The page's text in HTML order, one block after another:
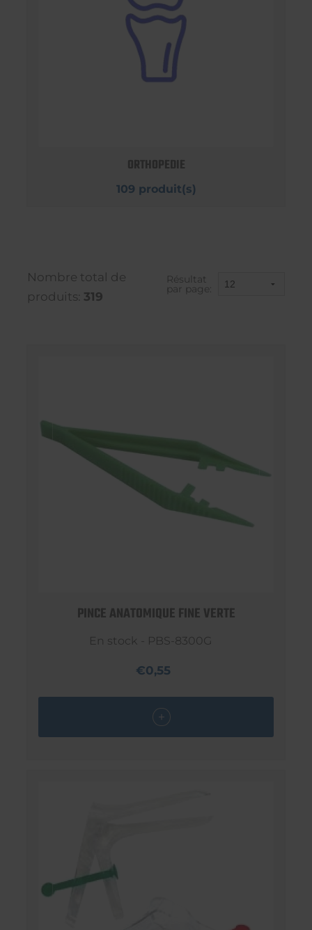
ORTHOPEDIE
109 produit(s)
Nombre total de
produits: 319
Résultat
par page:
PINCE ANATOMIQUE FINE VERTE
En stock - PBS-8300G
€0,55